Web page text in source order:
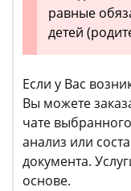
равные
детей
Если у Вас
Вы можете
чате
анализ или
документа.
основе.